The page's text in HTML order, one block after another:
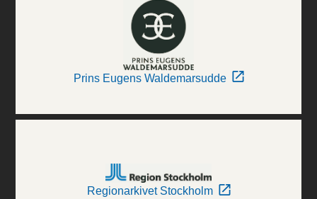
Prins Eugens Waldemarsudde
Regionarkivet Stockholm